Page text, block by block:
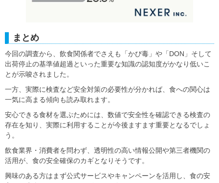
まとめ
今回の調査から、飲食関係者でさえも「かび毒」や「DON」そして
出荷停止の基準値超過といった重要な知識の認知度がかなり低いこ
とが示唆されました。
一方、実際に検査など安全対策の必要性が分かれば、食への関心は
一気に高まる傾向も読み取れます。
安心できる食材を選ぶためには、数値で安全性を確認できる検査の
存在を知り、実際に利用することが今後ますます重要となるでしょ
う。
飲食業界・消費者を問わず、透明性の高い情報公開や第三者機関の
活用が、食の安全確保のカギとなりそうです。
興味のある方はまず公式サービスやキャンペーンを活用し、食の安